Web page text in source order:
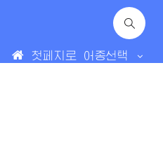
첫페지로 어종선택